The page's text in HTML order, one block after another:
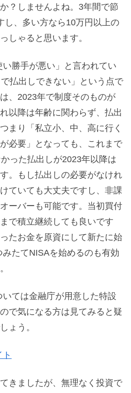
？しませんよね。3年間で節
し、多い方なら10万円以上の
しゃると思います。
勝手が悪い」と言われてい
払出しできない」という点で
、2023年で制度そのものが
以降は年齢に関わらず、払出
まり「私立小、中、高に行く
必要」となっても、これまで
った払出しが2023年以降は
。もし払出しの必要がなけれ
ていても大丈夫ですし、非課
ーバーも可能です。当初買付
で積立継続しても良いです
たお金を原資にして新たに始
みたてNISAを始めるのも有効
ては金融庁が用意した特設
で気になる方は見てみると疑
ょう。
きましたが、無理なく投資で